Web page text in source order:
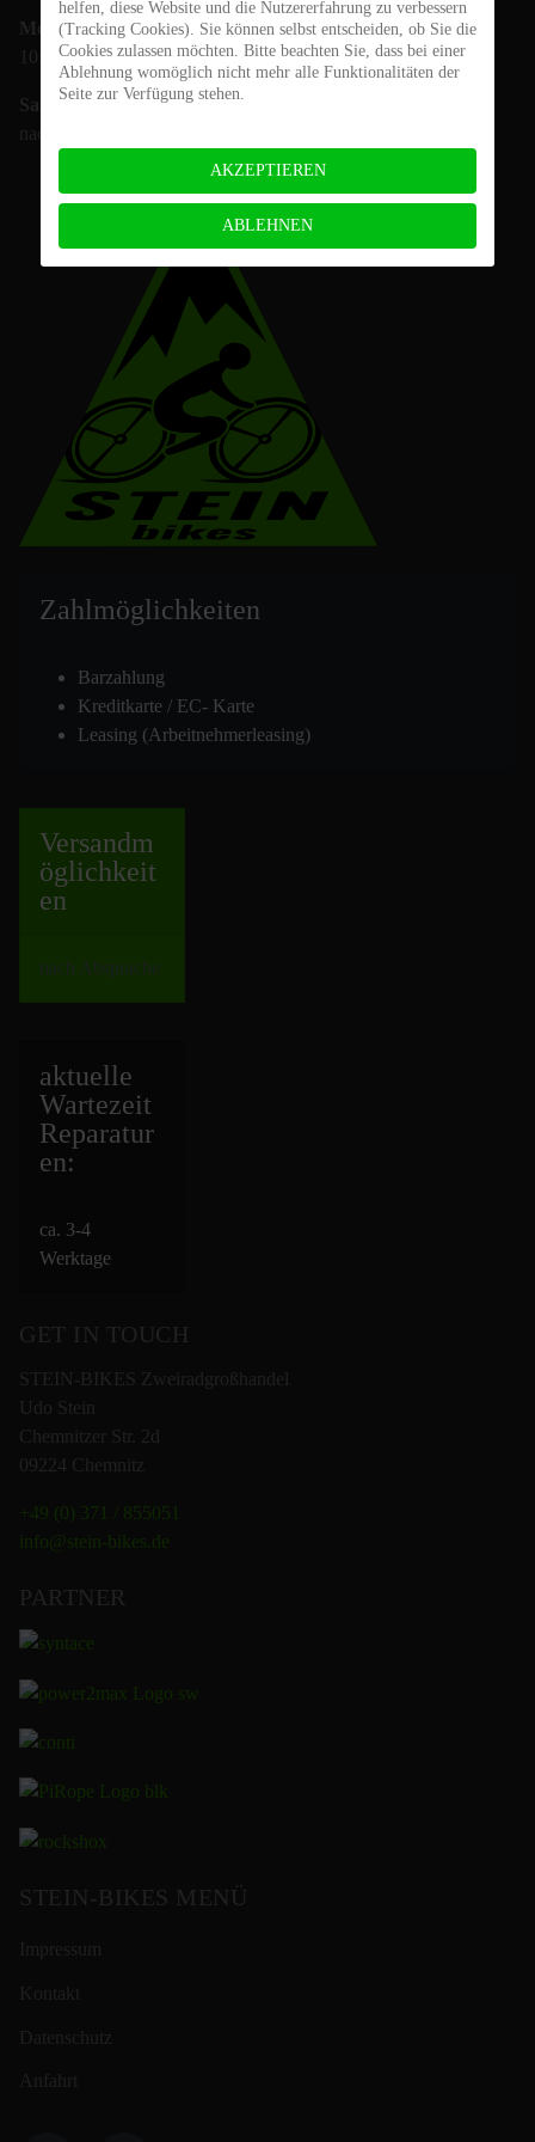
Mo.- Fr.:
10:00 - 18:00 Uhr
Sa.:
nach Vereinbarung
Zahlmöglichkeiten
Barzahlung
Kreditkarte / EC- Karte
Leasing (Arbeitnehmerleasing)
Versandm
öglichkeit
en
nach Absprache
aktuelle
Wartezeit
Reparatur
en:
ca. 3-4
Werktage
GET IN TOUCH
STEIN-BIKES Zweiradgroßhandel
Udo Stein
Chemnitzer Str. 2d
09224 Chemnitz
+49 (0) 371 / 855051
info@stein-bikes.de
PARTNER
STEIN-BIKES MENÜ
helfen, diese Website und die Nutzererfahrung zu verbessern
(Tracking Cookies). Sie können selbst entscheiden, ob Sie die
Cookies zulassen möchten. Bitte beachten Sie, dass bei einer
Ablehnung womöglich nicht mehr alle Funktionalitäten der
Seite zur Verfügung stehen.
AKZEPTIEREN
ABLEHNEN